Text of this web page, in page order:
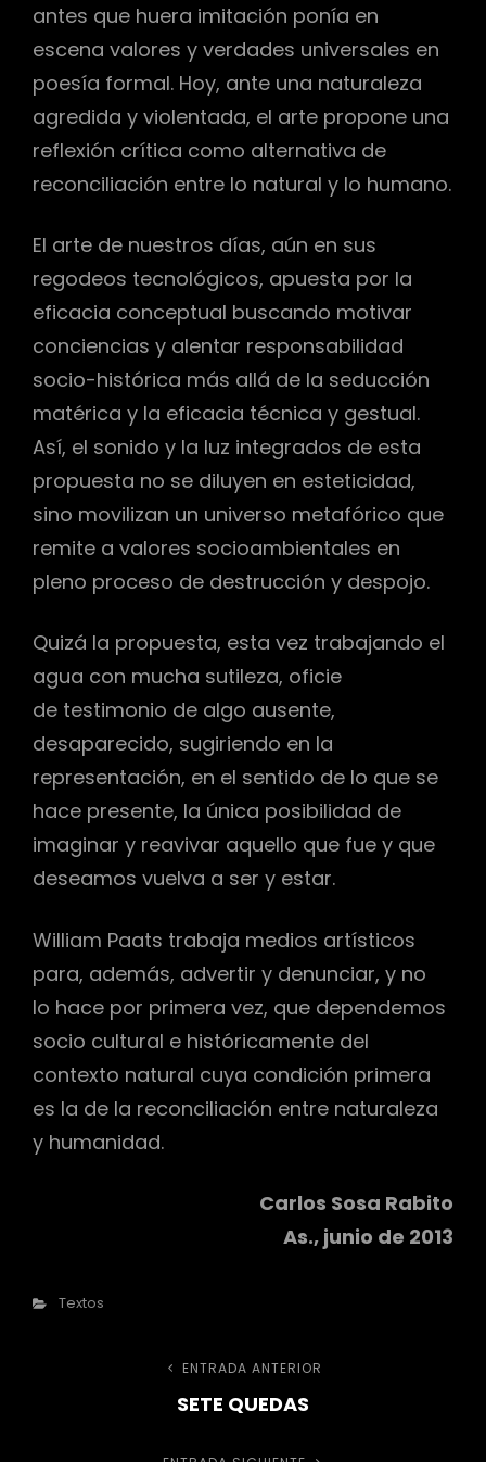
antes que huera imitación ponía en
escena valores y verdades universales en
poesía formal. Hoy, ante una naturaleza
agredida y violentada, el arte propone una
reflexión crítica como alternativa de
reconciliación entre lo natural y lo humano.
El arte de nuestros días, aún en sus
regodeos tecnológicos, apuesta por la
eficacia conceptual buscando motivar
conciencias y alentar responsabilidad
socio-histórica más allá de la seducción
matérica y la eficacia técnica y gestual.
Así, el sonido y la luz integrados de esta
propuesta no se diluyen en esteticidad,
sino movilizan un universo metafórico que
remite a valores socioambientales en
pleno proceso de destrucción y despojo.
Quizá la propuesta, esta vez trabajando el
agua con mucha sutileza, oficie
de testimonio de algo ausente,
desaparecido, sugiriendo en la
representación, en el sentido de lo que se
hace presente, la única posibilidad de
imaginar y reavivar aquello que fue y que
deseamos vuelva a ser y estar.
William Paats trabaja medios artísticos
para, además, advertir y denunciar, y no
lo hace por primera vez, que dependemos
socio cultural e históricamente del
contexto natural cuya condición primera
es la de la reconciliación entre naturaleza
y humanidad.
Carlos Sosa Rabito
As., junio de 2013
Categorías
Textos
NavegaciónEntrada
anterior
ENTRADA ANTERIOR
SETE QUEDAS